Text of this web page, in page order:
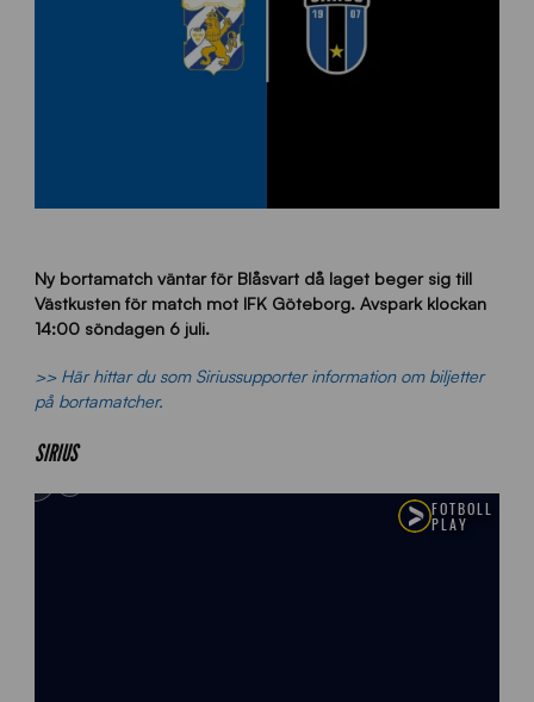
Ny bortamatch väntar för Blåsvart då laget beger sig till
Västkusten för match mot IFK Göteborg. Avspark klockan
14:00 söndagen 6 juli.
>> Här hittar du som Siriussupporter information om biljetter
på bortamatcher.
SIRIUS